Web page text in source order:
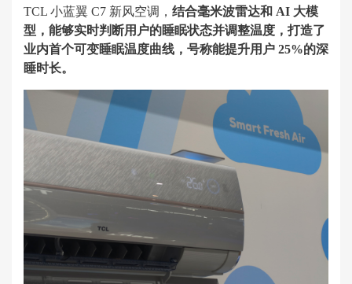
TCL 小蓝翼 C7 新风空调， 结合毫米波雷达和 AI 大模
型，能够实时判断用户的睡眠状态并调整温度，打造了
业内首个可变睡眠温度曲线，号称能提升用户 25%的深
睡时长。